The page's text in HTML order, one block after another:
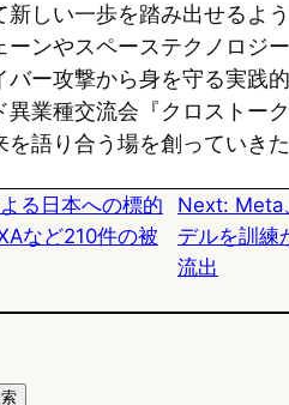
o
k
新しい一歩を踏み出せるよ
ーンやスペーステクノロジ
バー攻撃から身を守る実践
異業種交流会『クロストー
を語り合う場を創っていき
る日本への標的
など210件の被
Next: Meta
デルを訓練
流出